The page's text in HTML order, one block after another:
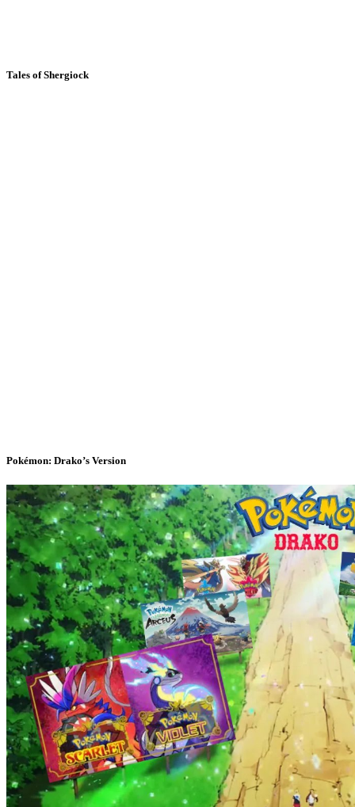
Tales of Shergiock
Pokémon: Drako’s Version